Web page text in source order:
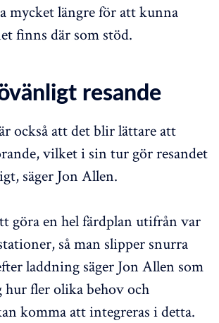
mycket längre för att kunna
finns där som stöd.
resande
också att det blir lättare att
vilket i sin tur gör resandet
säger Jon Allen.
göra en hel färdplan utifrån var
så man slipper snurra
laddning säger Jon Allen som
hur fler olika behov och
komma att integreras i detta.